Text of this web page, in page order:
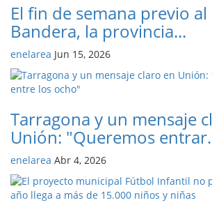
El fin de semana previo al
Bandera, la provincia...
enelarea Jun 15, 2026
Tarragona y un mensaje
Unión: "Queremos
enelarea Abr 4, 2026